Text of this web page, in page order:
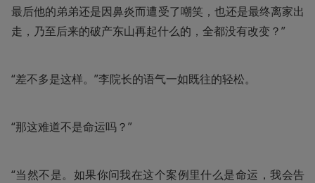
最后他的弟弟还是因鼻炎而遭受了嘲笑，也还是最终离家出
走，乃至后来的破产东山再起什么的，全都没有改变？”
“差不多是这样。”李院长的语气一如既往的轻松。
“那这难道不是命运吗？”
“当然不是。如果你问我在这个案例里什么是命运，我会告